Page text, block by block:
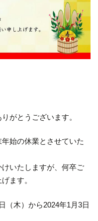
がとうございます。
始の休業とさせていた
いたしますが、何卒ご
ます。
（木）から2024年1月3日